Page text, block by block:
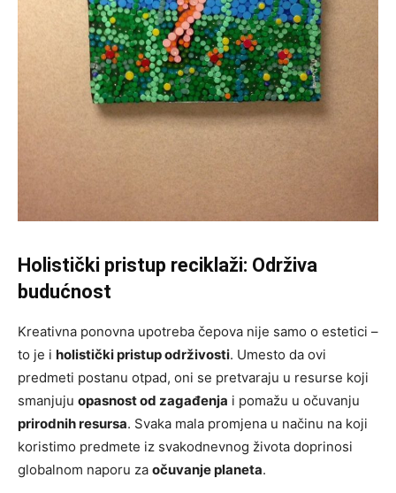
Holistički pristup reciklaži: Održiva
budućnost
Kreativna ponovna upotreba čepova nije samo o estetici –
to je i holistički pristup održivosti. Umesto da ovi
predmeti postanu otpad, oni se pretvaraju u resurse koji
smanjuju opasnost od zagađenja i pomažu u očuvanju
prirodnih resursa. Svaka mala promjena u načinu na koji
koristimo predmete iz svakodnevnog života doprinosi
globalnom naporu za očuvanje planeta.